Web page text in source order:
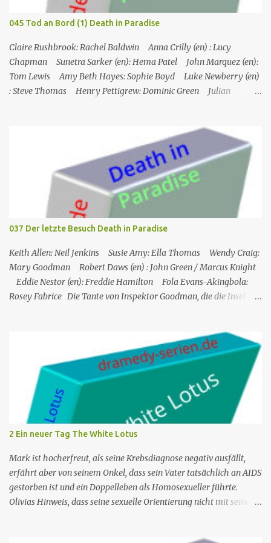
wo es ein Hotel namens Hotel Cecile gibt, das den Taylor-Brüdern
(Elliot und Charlie) gehört. Während Humphrey und Martha
gemeinsam im Speisesa...
045 Tod an Bord (1) Death in Paradise
Claire Rushbrook: Rachel Baldwin Anna Crilly (en) : Lucy
Chapman Sunetra Sarker (en): Hema Patel John Marquez (en):
Tom Lewis Amy Beth Hayes: Sophie Boyd Luke Newberry (en)
: Steve Thomas Henry Pettigrew: Dominic Green Julian
seinem Boot aufgefunden. Der Verdacht fällt zunächst auf die
Touristen, die das Boot mit seinem Steuermann am Tag des
Mordes gemietet hatten, und dann auf eine Gruppe von Touristen,
die das Boot am nächsten Tag mieten sollten. Einziges Problem:
Die Verdächtigen sind nach England zurückgekehrt. Der
Kommandant beschließt daraufhin, sein Team (mit Ausnahme von
JP) nach London zu schicken, um die Ermittlungen mit Hilfe eines
037 Der letzte Besuch Death in Paradise
Keith Allen: Neil Jenkins Susie Amy: Ella Thomas Wendy Craig:
Mary Goodman Robert Daws (en) : John Green / Marcus Knight
Eddie Nestor (en): Freddie Hamilton Fola Evans-Akingbola:
Rosey Fabrice Die Tante von Inspektor Goodman, die die Insel
er tat, als er auf die Insel kam, war, Neil Jenkins zu treffen, einen
ehemaligen Gangster, der gekommen war, um einen ruhigen
Ruhestand in der Sonne zu verbringen. Humphrey nimmt seine
Tante Mary, die er sehr mag, in Saint Marie auf und bringt sie in
einem Hotel unter. Mitten in der Nacht hört Mary etwas von einer
der Hotelterrassen fallen. Sie ruft Freddie, den Concierge, an, und
die beiden verlassen das Hotel und finden eine Leiche: es ist John
Green, einer der Gäste des Hotels. Humprey ist daher gezwungen,
de...
2 Ein neuer Tag The White Lotus
Mark ist hocherfreut, als seine Krebsdiagnose negativ ausfällt,
erfährt aber von seinem Onkel, dass sein Vater tatsächlich an AIDS
gestorben ist und ein Doppelleben als Homosexueller führte.
Olivias Hinweis, dass seine sexuelle Orientierung nicht mit seiner